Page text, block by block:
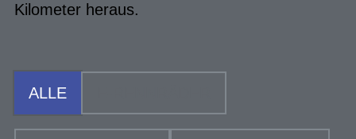
Kilometer heraus.
ALLE